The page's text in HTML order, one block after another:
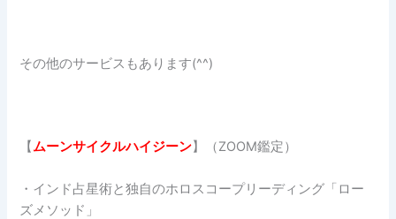
その他のサービスもあります(^^)
【ムーンサイクルハイジーン】（ZOOM鑑定）
・インド占星術と独自のホロスコープリーディング「ロー
ズメソッド」